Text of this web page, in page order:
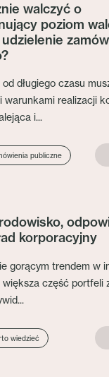
walczyć o
poziom
długiego czasu
warunkami realizacji
i...
publiczne
korporacyjny
gorącym trendem w
większa część portfeli
wiedzieć